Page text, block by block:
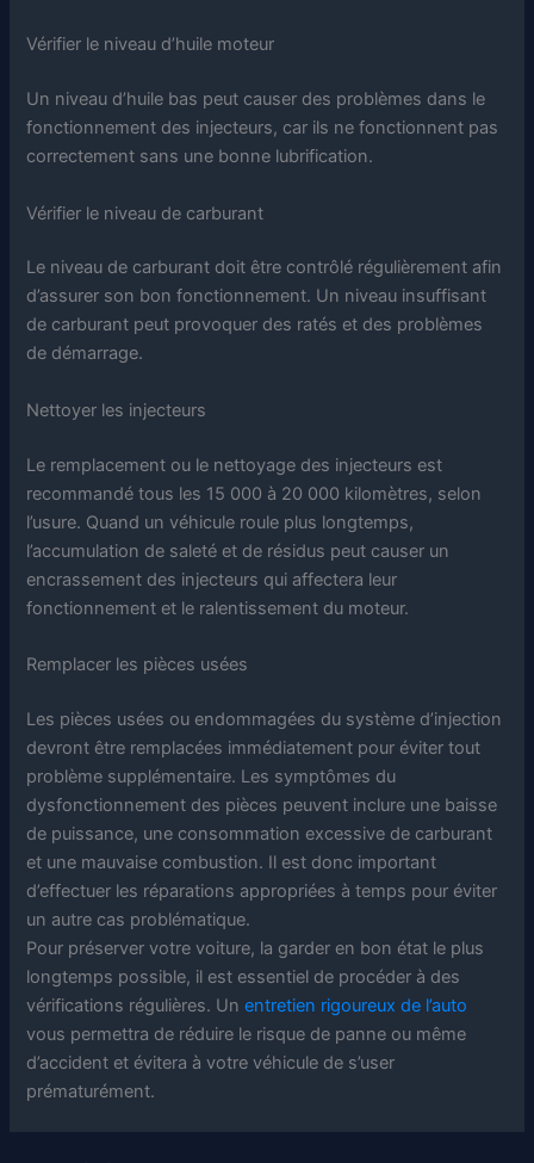
Vérifier le niveau d’huile moteur
Un niveau d’huile bas peut causer des problèmes dans le
fonctionnement des injecteurs, car ils ne fonctionnent pas
correctement sans une bonne lubrification.
Vérifier le niveau de carburant
Le niveau de carburant doit être contrôlé régulièrement afin
d’assurer son bon fonctionnement. Un niveau insuffisant
de carburant peut provoquer des ratés et des problèmes
de démarrage.
Nettoyer les injecteurs
Le remplacement ou le nettoyage des injecteurs est
recommandé tous les 15 000 à 20 000 kilomètres, selon
l’usure. Quand un véhicule roule plus longtemps,
l’accumulation de saleté et de résidus peut causer un
encrassement des injecteurs qui affectera leur
fonctionnement et le ralentissement du moteur.
Remplacer les pièces usées
Les pièces usées ou endommagées du système d’injection
devront être remplacées immédiatement pour éviter tout
problème supplémentaire. Les symptômes du
dysfonctionnement des pièces peuvent inclure une baisse
de puissance, une consommation excessive de carburant
et une mauvaise combustion. Il est donc important
d’effectuer les réparations appropriées à temps pour éviter
un autre cas problématique.
Pour préserver votre voiture, la garder en bon état le plus
longtemps possible, il est essentiel de procéder à des
vérifications régulières. Unentretien rigoureux de l’auto
vous permettra de réduire le risque de panne ou même
d’accident et évitera à votre véhicule de s’user
prématurément.